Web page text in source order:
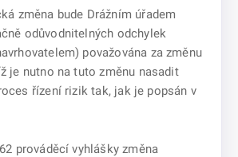
změna bude Drážním úřadem
odůvodnitelných odchylek
považována za změnu
je nutno na tuto změnu nasadit
řízení rizik tak, jak je popsán v
prováděcí vyhlášky změna